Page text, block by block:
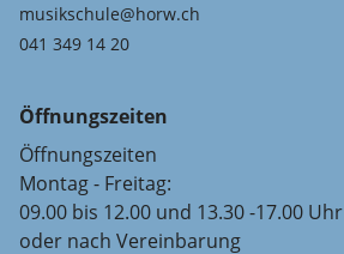
musikschule@horw.ch
041 349 14 20
Öffnungszeiten
Öffnungszeiten
Montag - Freitag:
09.00 bis 12.00 und 13.30 -17.00 Uhr
oder nach Vereinbarung